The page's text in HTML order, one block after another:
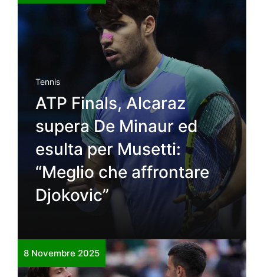
Tennis
ATP Finals, Alcaraz
supera De Minaur ed
esulta per Musetti:
“Meglio che affrontare
Djokovic”
8 Novembre 2025